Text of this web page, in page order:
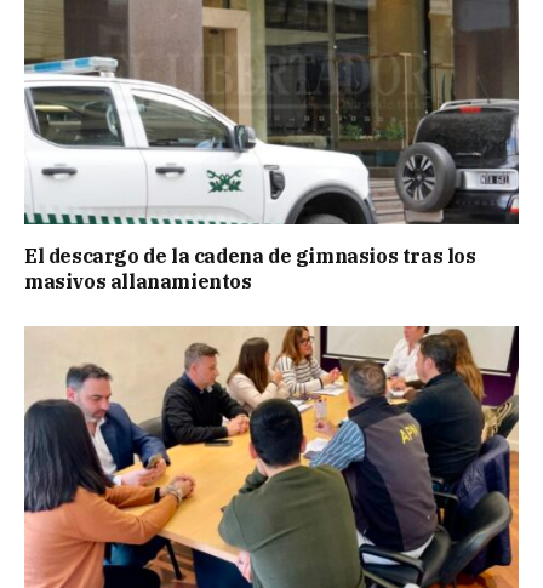
El descargo de la cadena de gimnasios tras los
masivos allanamientos